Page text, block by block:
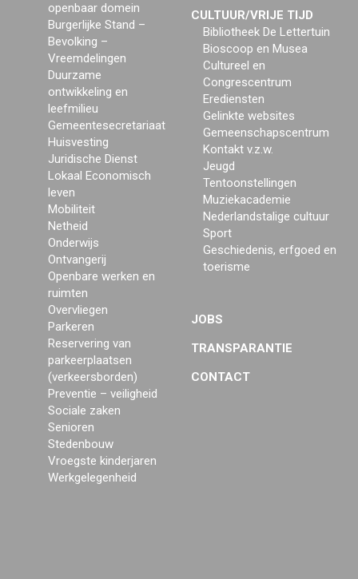
openbaar domein
Burgerlijke Stand –
Bevolking –
Vreemdelingen
Duurzame
ontwikkeling en
leefmilieu
Gemeentesecretariaat
Huisvesting
Juridische Dienst
Lokaal Economisch
leven
Mobiliteit
Netheid
Onderwijs
Ontvangerij
Openbare werken en
ruimten
Overvliegen
Parkeren
Reservering van
parkeerplaatsen
(verkeersborden)
Preventie – veiligheid
Sociale zaken
Senioren
Stedenbouw
Vroegste kinderjaren
Werkgelegenheid
CULTUUR/VRIJE TIJD
Bibliotheek De Lettertuin
Bioscoop en Musea
Cultureel en
Congrescentrum
Erediensten
Gelinkte websites
Gemeenschapscentrum
Kontakt v.z.w.
Jeugd
Tentoonstellingen
Muziekacademie
Nederlandstalige cultuur
Sport
Geschiedenis, erfgoed en
toerisme
JOBS
TRANSPARANTIE
CONTACT